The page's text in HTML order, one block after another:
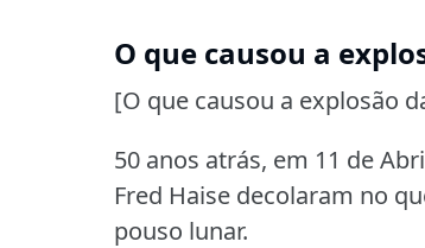
O que causou a
[O que causou a explosão
50 anos atrás, em 11 de
Fred Haise decolaram no
pouso lunar.